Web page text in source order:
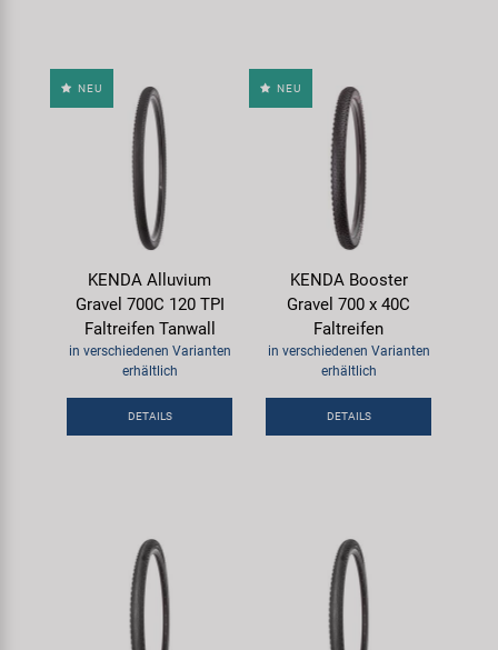
NEU
KENDA Alluvium
Gravel 700C 120 TPI
Faltreifen Tanwall
in verschiedenen Varianten
erhältlich
DETAILS
NEU
KENDA Booster
Gravel 700 x 40C
Faltreifen
in verschiedenen Varianten
erhältlich
DETAILS